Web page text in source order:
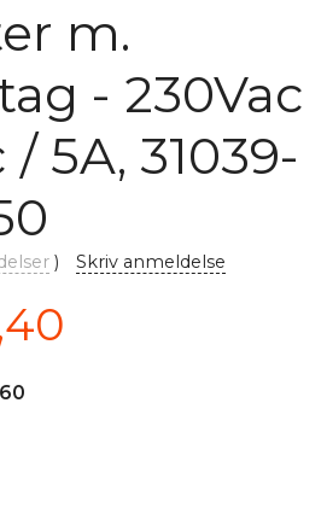
m.
- 230Vac
/ 5A, 31039-
Skriv anmeldelse